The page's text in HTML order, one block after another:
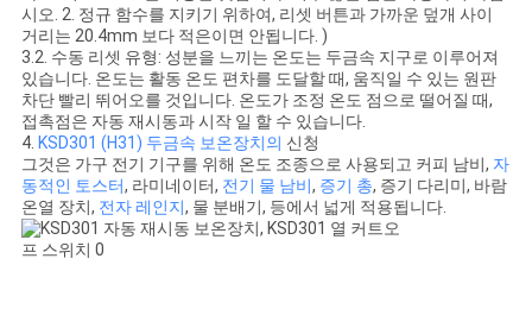
시오. 2. 정규 함수를 지키기 위하여, 리셋 버튼과 가까운 덮개 사이
거리는 20.4mm 보다 적은이면 안됩니다. )
3.2. 수동 리셋 유형: 성분을 느끼는 온도는 두금속 지구로 이루어져
있습니다. 온도는 활동 온도 편차를 도달할 때, 움직일 수 있는 원판
차단 빨리 뛰어오를 것입니다. 온도가 조정 온도 점으로 떨어질 때,
접촉점은 자동 재시동과 시작 일 할 수 있습니다.
4. KSD301 (H31) 두금속 보온장치의 신청
그것은 가구 전기 기구를 위해 온도 조종으로 사용되고 커피 남비, 자
동적인 토스터, 라미네이터, 전기 물 남비, 증기 총, 증기 다리미, 바람
온열 장치, 전자 레인지, 물 분배기, 등에서 넓게 적용됩니다.